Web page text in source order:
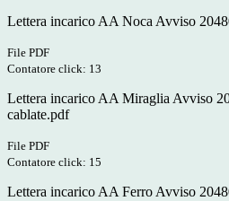
Lettera incarico AA Noca Avviso
File PDF
Contatore click: 13
Lettera incarico AA Miraglia Avviso
cablate.pdf
File PDF
Contatore click: 15
Lettera incarico AA Ferro Avviso